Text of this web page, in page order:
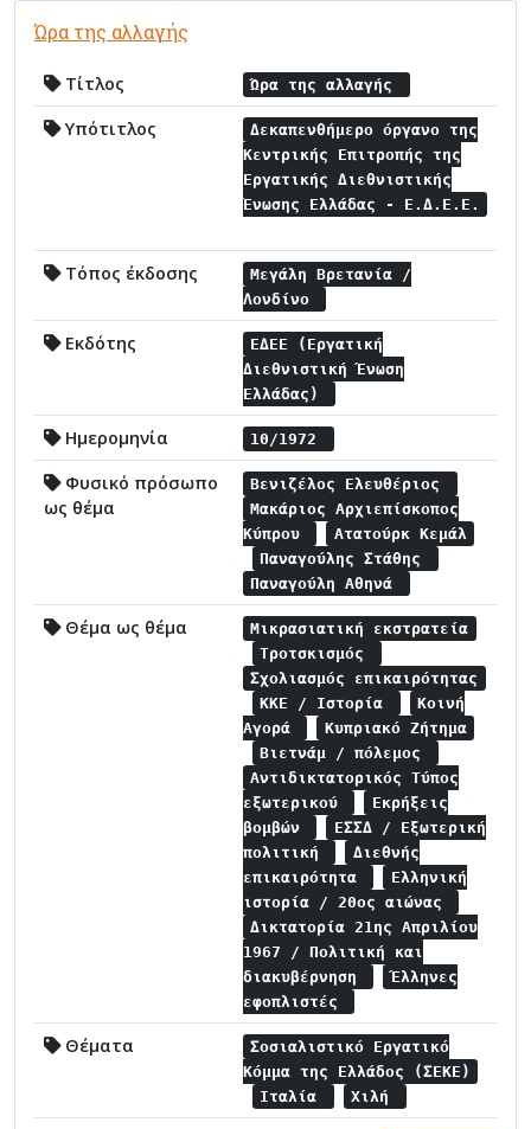
Ώρα της αλλαγής
Τίτλος Ώρα της αλλαγής
Υπότιτλος
Δεκαπενθήμερο όργανο της
Κεντρικής Επιτροπής της
Εργατικής Διεθνιστικής
Ένωσης Ελλάδας - Ε.Δ.Ε.Ε.
Τόπος έκδοσης
Μεγάλη Βρετανία /
Λονδίνο
Εκδότης
ΕΔΕΕ (Εργατική
Διεθνιστική Ένωση
Ελλάδας)
Ημερομηνία 10/1972
Φυσικό πρόσωπο
ως θέμα
Βενιζέλος Ελευθέριος
Μακάριος Αρχιεπίσκοπος
Κύπρου
Ατατούρκ Κεμάλ
Παναγούλης Στάθης
Παναγούλη Αθηνά
Θέμα ως θέμα
Μικρασιατική εκστρατεία
Τροτσκισμός
Σχολιασμός επικαιρότητας
ΚΚΕ / Ιστορία
Κοινή
Αγορά
Κυπριακό Ζήτημα
Βιετνάμ / πόλεμος
Αντιδικτατορικός Τύπος
εξωτερικού
Εκρήξεις
βομβών
ΕΣΣΔ / Εξωτερική
πολιτική
Διεθνής
επικαιρότητα
Ελληνική
ιστορία / 20ος αιώνας
Δικτατορία 21ης Απριλίου
1967 / Πολιτική και
διακυβέρνηση
Έλληνες
εφοπλιστές
Θέματα
Σοσιαλιστικό Εργατικό
Κόμμα της Ελλάδος (ΣΕΚΕ)
Ιταλία
Χιλή